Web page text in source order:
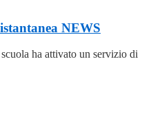
NEWS
ha attivato un servizio di